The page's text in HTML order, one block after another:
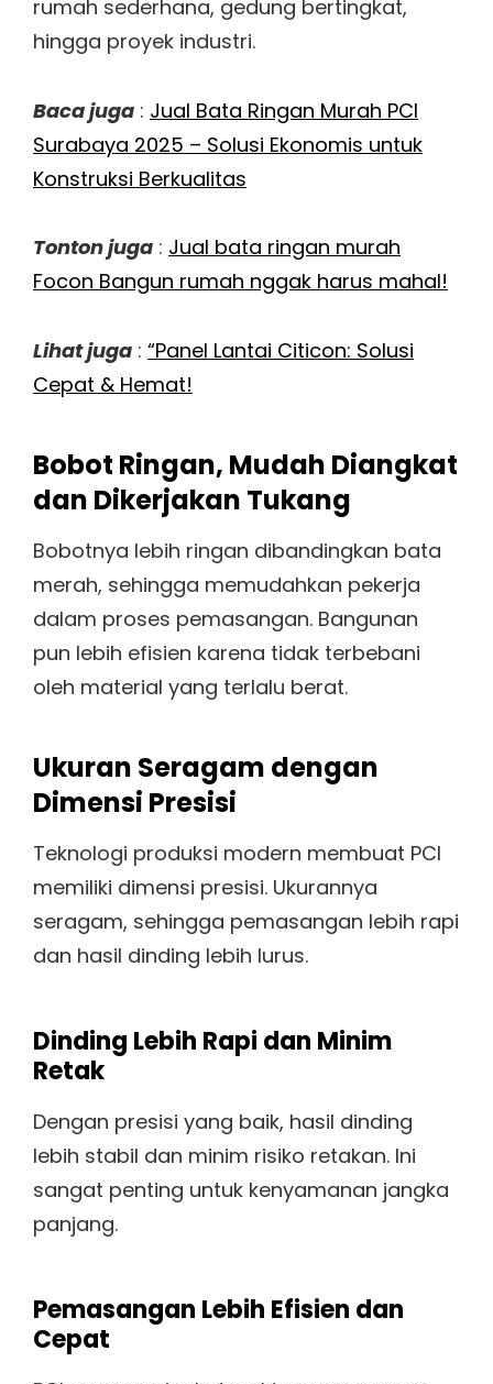
rumah sederhana, gedung bertingkat,
hingga proyek industri.
Baca juga : Jual Bata Ringan Murah PCI
Surabaya 2025 – Solusi Ekonomis untuk
Konstruksi Berkualitas
Tonton juga : Jual bata ringan murah
Focon Bangun rumah nggak harus mahal!
Lihat juga : “Panel Lantai Citicon: Solusi
Cepat & Hemat!
Bobot Ringan, Mudah Diangkat
dan Dikerjakan Tukang
Bobotnya lebih ringan dibandingkan bata
merah, sehingga memudahkan pekerja
dalam proses pemasangan. Bangunan
pun lebih efisien karena tidak terbebani
oleh material yang terlalu berat.
Ukuran Seragam dengan
Dimensi Presisi
Teknologi produksi modern membuat PCI
memiliki dimensi presisi. Ukurannya
seragam, sehingga pemasangan lebih rapi
dan hasil dinding lebih lurus.
Dinding Lebih Rapi dan Minim
Retak
Dengan presisi yang baik, hasil dinding
lebih stabil dan minim risiko retakan. Ini
sangat penting untuk kenyamanan jangka
panjang.
Pemasangan Lebih Efisien dan
Cepat